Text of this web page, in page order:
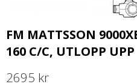
FM MATTSSON
160 C/C, UTLOPP UPP
2695 kr